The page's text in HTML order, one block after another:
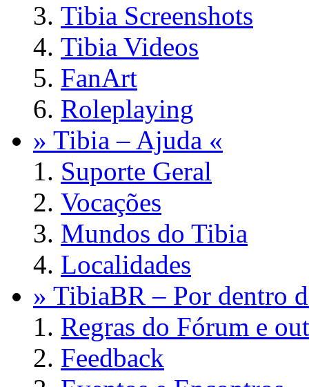
Tibia Screenshots
Tibia Videos
FanArt
Roleplaying
» Tibia – Ajuda «
Suporte Geral
Vocações
Mundos do Tibia
Localidades
» TibiaBR – Por dentro
Regras do Fórum e
Feedback